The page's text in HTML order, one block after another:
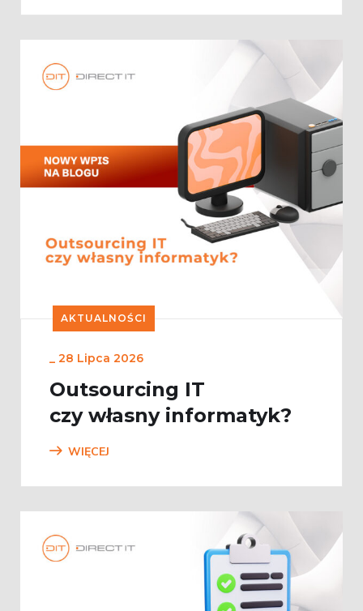
AKTUALNOŚCI
_ 28 Lipca 2026
Outsourcing IT
czy własny informatyk?
WIĘCEJ